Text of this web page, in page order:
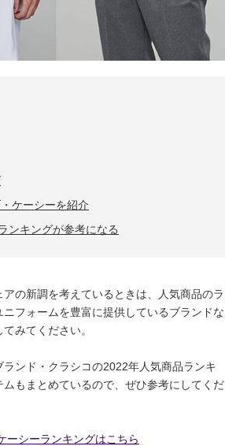
ケーシーを紹介
ンキングが参考になる
の新調を考えているときは、人気商品のラ
フォームを豊富に提供しているブランドな
みてください。
ンド・クラシコの2022年人気商品ランキ
もまとめているので、ぜひ参考にしてくだ
シーランキングはこちら